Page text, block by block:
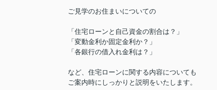
ご見学のお住まいについての
「住宅ローンと自己資金の割合は？」
「変動金利か固定金利か？」
「各銀行の借入れ金利は？」
など、住宅ローンに関する内容についても
ご案内時にしっかりと説明をいたします。